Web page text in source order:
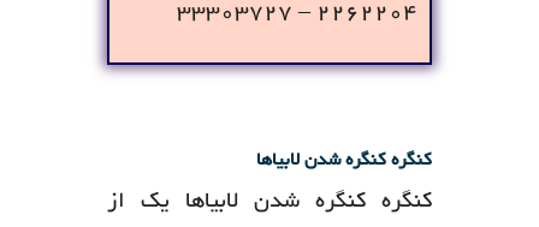
۲۲۶۲۲۰۴ – ۳۳۳۰۳۷۲۷
کنگره کنگره شدن لابیاها
کنگره کنگره شدن لابیاها یک از